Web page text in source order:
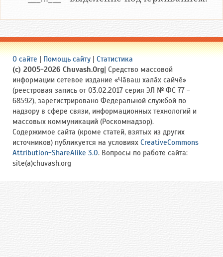
О сайте | Помощь сайту | Статистика
(c) 2005-2026 Chuvash.Org| Средство массовой
информации сетевое издание «Чӑваш халӑх сайчӗ»
(реестровая запись от 03.02.2017 серия ЭЛ № ФС 77 -
68592), зарегистрировано Федеральной службой по
надзору в сфере связи, информационных технологий и
массовых коммуникаций (Роскомнадзор).
Содержимое сайта (кроме статей, взятых из других
источников) публикуется на условиях CreativeCommons
Attribution-ShareAlike 3.0. Вопросы по работе сайта:
site(a)chuvash.org